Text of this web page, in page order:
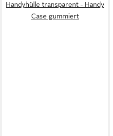
Handyhülle transparent - Handy
Case gummiert